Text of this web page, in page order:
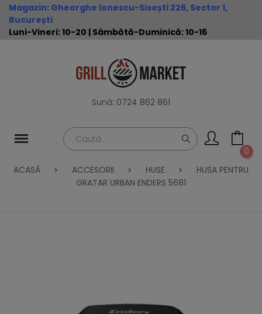
Magazin: Gheorghe Ionescu-Sisești 226, Sector 1,
București
Luni-Vineri: 10-20 | Sâmbătă-Duminică: 10-16
Sună: 0724 862 861
0
ACASĂ
ACCESORII HUSE
HUSA PENTRU
GRATAR URBAN ENDERS 5681